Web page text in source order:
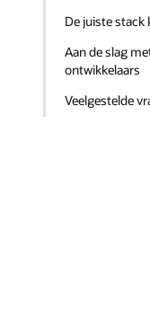
De juiste stack
Aan de slag
ontwikkelaars
Veelgestelde